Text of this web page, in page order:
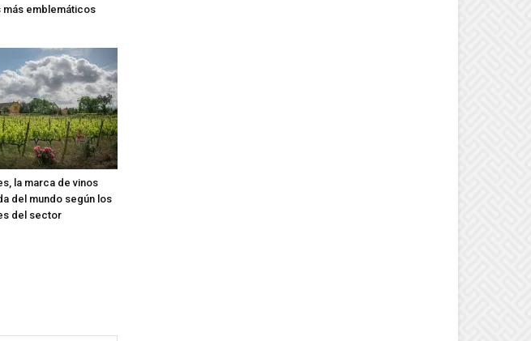
más emblemáticos
la marca de vinos
del mundo según los
del sector